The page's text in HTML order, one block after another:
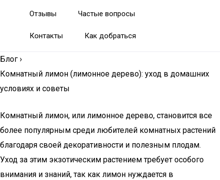
Отзывы Частые вопросы
Контакты Как добраться
Блог ›
Комнатный лимон (лимонное дерево): уход в домашних
условиях и советы
Комнатный лимон, или лимонное дерево, становится все
более популярным среди любителей комнатных растений
благодаря своей декоративности и полезным плодам.
Уход за этим экзотическим растением требует особого
внимания и знаний, так как лимон нуждается в